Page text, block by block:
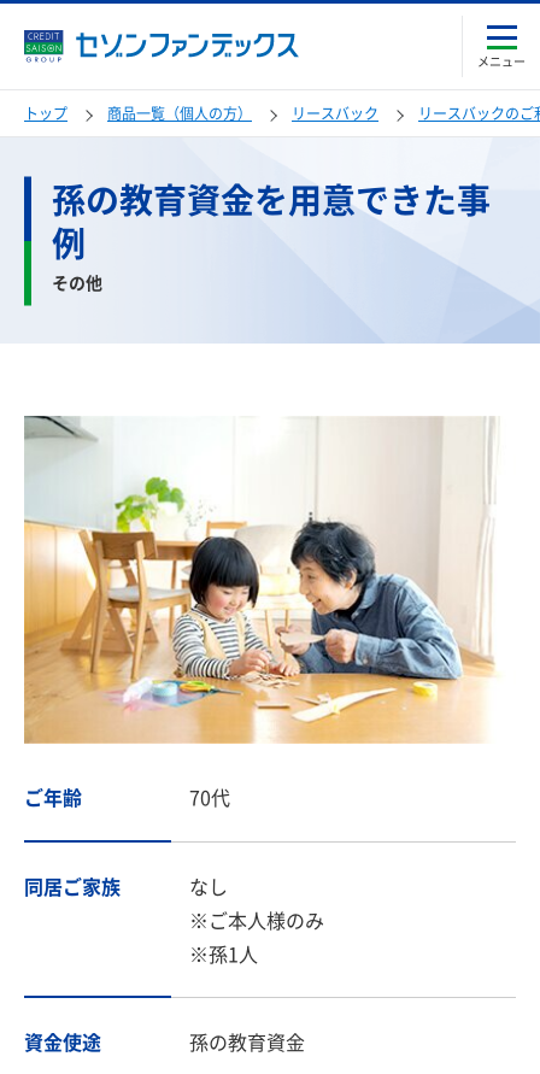
メニュー
トップ 商品一覧（個人の方） リースバック リースバックの
孫の教育資金を用意できた事
例
その他
ご年齢 70代
同居ご家族
なし
※ご本人様のみ
※孫1人
資金使途 孫の教育資金